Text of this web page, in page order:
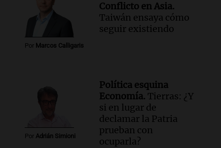
Por Marcos Calligaris
Conflicto en Asia.
Taiwán ensaya cómo
seguir existiendo
Por Adrián Simioni
Política esquina
Economía. Tierras: ¿Y
si en lugar de
declamar la Patria
prueban con
ocuparla?